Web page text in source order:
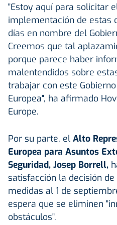
"Estoy aquí para solicitar
implementación de estas
días en nombre del
Creemos que tal
porque parece haber
malentendidos sobre
trabajar con este
Europea", ha afirmado
Europe.
Por su parte, el Alto
Europea para Asuntos
Seguridad, Josep Borrell,
satisfacción la decisión
medidas al 1 de
espera que se eliminen
obstáculos".